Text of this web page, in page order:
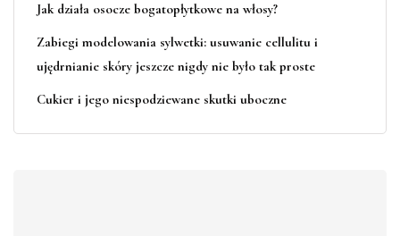
Jak działa osocze bogatopłytkowe na włosy?
Zabiegi modelowania sylwetki: usuwanie cellulitu i
ujędrnianie skóry jeszcze nigdy nie było tak proste
Cukier i jego niespodziewane skutki uboczne